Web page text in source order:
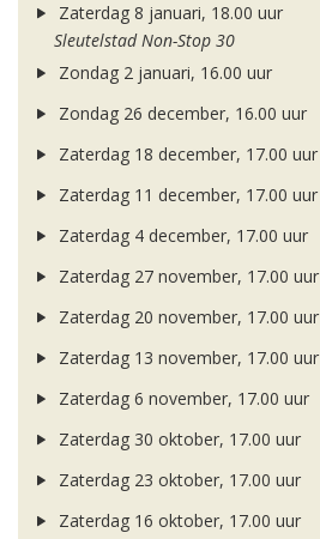
Zaterdag 8 januari, 18.00 uur
Sleutelstad Non-Stop 30
Zondag 2 januari, 16.00 uur
Zondag 26 december, 16.00 uur
Zaterdag 18 december, 17.00 uur
Zaterdag 11 december, 17.00 uur
Zaterdag 4 december, 17.00 uur
Zaterdag 27 november, 17.00 uur
Zaterdag 20 november, 17.00 uur
Zaterdag 13 november, 17.00 uur
Zaterdag 6 november, 17.00 uur
Zaterdag 30 oktober, 17.00 uur
Zaterdag 23 oktober, 17.00 uur
Zaterdag 16 oktober, 17.00 uur